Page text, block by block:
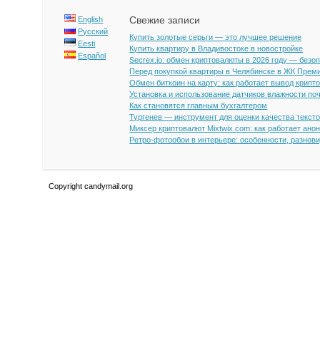
English
Русский
Eesti
Español
Свежие записи
Купить золотые серьги — это лучшее решение
Купить квартиру в Владивостоке в новостройке
Secrex.io: обмен криптовалюты в 2026 году —
Перед покупкой квартиры в Челябинске в ЖК
Обмен биткоин на карту: как работает вывод
Установка и использование датчиков влажности
Как становятся главным бухгалтером
Тургенев — инструмент для оценки качества
Миксер криптовалют Mixtwix.com: как работает
Ретро-фотообои в интерьере: особенности,
Copyright candymail.org